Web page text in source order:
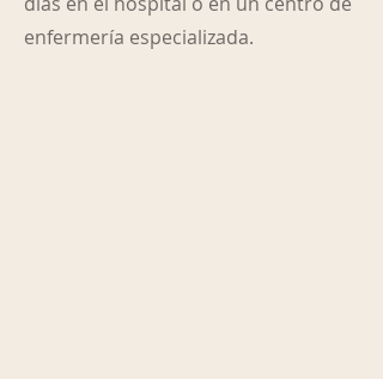
enfermería especializada.